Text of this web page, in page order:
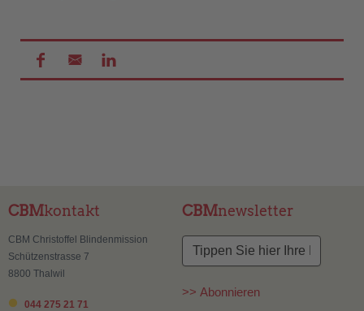
CBMkontakt
CBM Christoffel Blindenmission
Schützenstrasse 7
8800 Thalwil
044 275 21 71
CBMnewsletter
>> Abonnieren